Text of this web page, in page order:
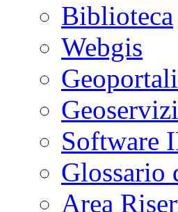
Biblioteca
Webgis
Software
Glossario
Area